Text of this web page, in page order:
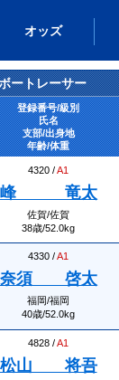
オッズ
ートレーサー
登録番号/級別
氏名
支部/出身地
年齢/体重
4320 /A1
峰 竜太
佐賀/佐賀
38歳/52.0kg
4330 /A1
奈須 啓太
福岡/福岡
40歳/52.0kg
4828 /A1
松山 将吾